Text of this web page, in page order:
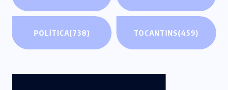
POLÍTICA(738) TOCANTINS(459)